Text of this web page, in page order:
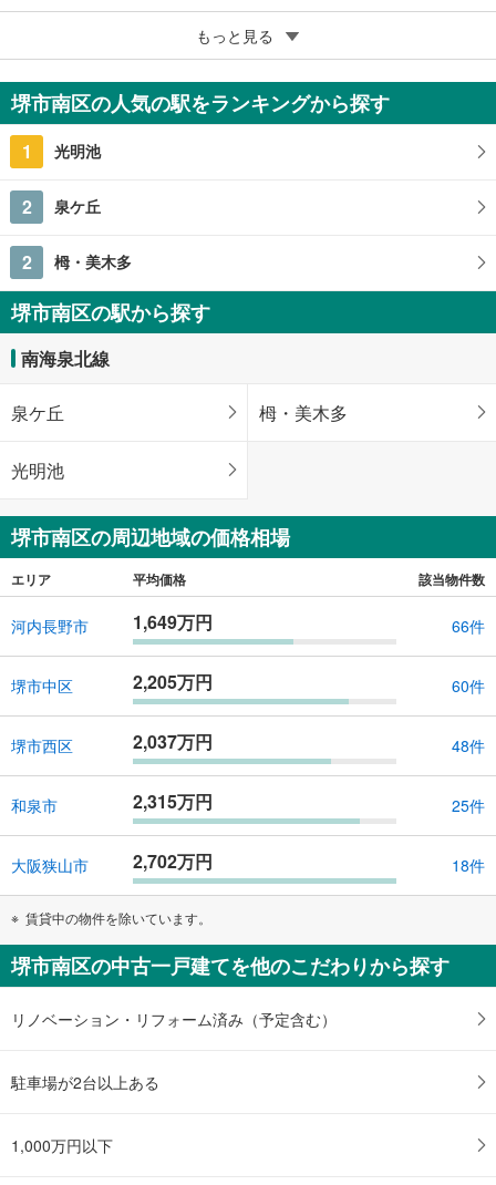
堺市南区逆瀬川
2,598万円
3LDK
92.74m
大阪府堺市南区逆瀬川
もっと見る
堺市南区の人気の駅をランキングから探す
1 光明池
2 泉ケ丘
2 栂・美木多
堺市南区の駅から探す
南海泉北線
泉ケ丘 栂・美木多
光明池
堺市南区の周辺地域の価格相場
エリア 平均価格 該当物件数
河内長野市 1,649万円 66件
堺市中区 2,205万円 60件
堺市西区 2,037万円 48件
和泉市 2,315万円 25件
大阪狭山市 2,702万円 18件
賃貸中の物件を除いています。
堺市南区の中古一戸建てを他のこだわりから探す
リノベーション・リフォーム済み（予定含む）
駐車場が2台以上ある
1,000万円以下